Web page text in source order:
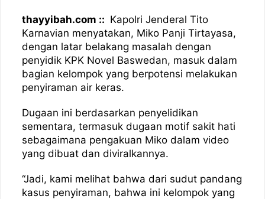
thayyibah.com :: Kapolri Jenderal Tito
Karnavian menyatakan, Miko Panji Tirtayasa,
dengan latar belakang masalah dengan
penyidik KPK Novel Baswedan, masuk dalam
bagian kelompok yang berpotensi melakukan
penyiraman air keras.
Dugaan ini berdasarkan penyelidikan
sementara, termasuk dugaan motif sakit hati
sebagaimana pengakuan Miko dalam video
yang dibuat dan diviralkannya.
“Jadi, kami melihat bahwa dari sudut pandang
kasus penyiraman, bahwa ini kelompok yang